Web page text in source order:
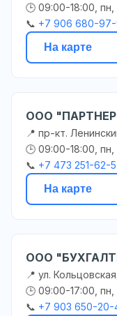
🕒 09:00-18:00, пн,
📞 +7 906 680-
На карте
ООО
📍 пр-кт.
🕒 09:00-18:00, пн,
📞 +7 473 251-62-
На карте
ООО
📍 ул.
🕒 09:00-17:00, пн,
📞 +7 903 650-20-